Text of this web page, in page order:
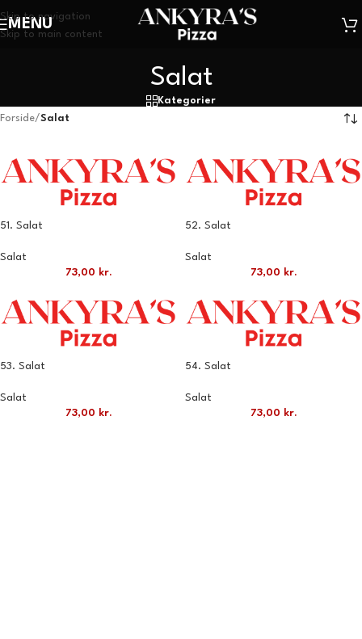
Skip to navigation
Skip to main content
MENU
Salat
Kategorier
Forside/Salat
51. Salat
Salat
73,00 kr.
52. Salat
Salat
73,00 kr.
53. Salat
Salat
73,00 kr.
54. Salat
Salat
73,00 kr.